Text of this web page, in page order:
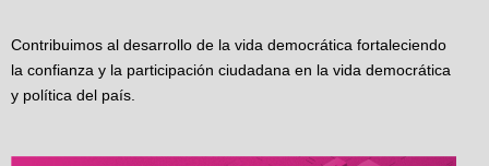
Contribuimos al desarrollo de la vida democrática fortaleciendo
la confianza y la participación ciudadana en la vida democrática
y política del país.